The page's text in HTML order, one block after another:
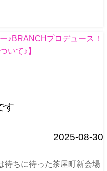
♪BRANCHプロデュース！
いて♪】
す
2025-08-30
待ちに待った茶屋町新会場